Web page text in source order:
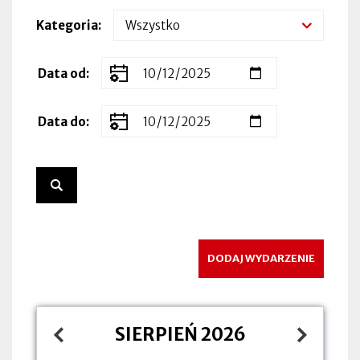
Kategoria
Zakres
dat
Data od
Data do
DODAJ WYDARZENIE
SIERPIEŃ 2026